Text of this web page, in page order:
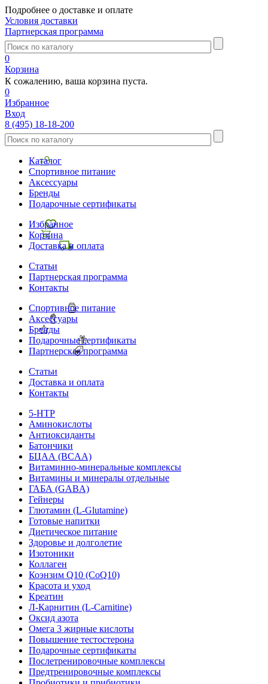
Подробнее о доставке и оплате
Условия доставки
Партнерская программа
0
Корзина
К сожалению, ваша корзина пуста.
0
Избранное
Вход
8 (495) 18-18-200
Каталог
Спортивное питание
Аксессуары
Бренды
Подарочные сертификаты
Избранное
Корзина
Доставка и оплата
Статьи
Партнерская программа
Контакты
Спортивное питание
Аксессуары
Бренды
Подарочные сертификаты
Партнерская программа
Статьи
Доставка и оплата
Контакты
5-HTP
Аминокислоты
Антиоксиданты
Батончики
БЦАА (BCAA)
Витаминно-минеральные комплексы
Витамины и минералы отдельные
ГАБА (GABA)
Гейнеры
Глютамин (L-Glutamine)
Готовые напитки
Диетическое питание
Здоровье и долголетие
Изотоники
Коллаген
Коэнзим Q10 (CoQ10)
Красота и уход
Креатин
Л-Карнитин (L-Сarnitine)
Оксид азота
Омега 3 жирные кислоты
Повышение тестостерона
Подарочные сертификаты
Послетренировочные комплексы
Предтренировочные комплексы